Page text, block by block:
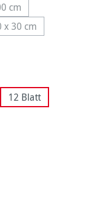
nicht verfügbar.)
cmOption ist zurzeit
zurzeit nicht
x 30 cm
(Diese Option ist
nicht verfügbar.)
nicht verfügbar.)
Option ist zurzeit nicht
12 Blatt